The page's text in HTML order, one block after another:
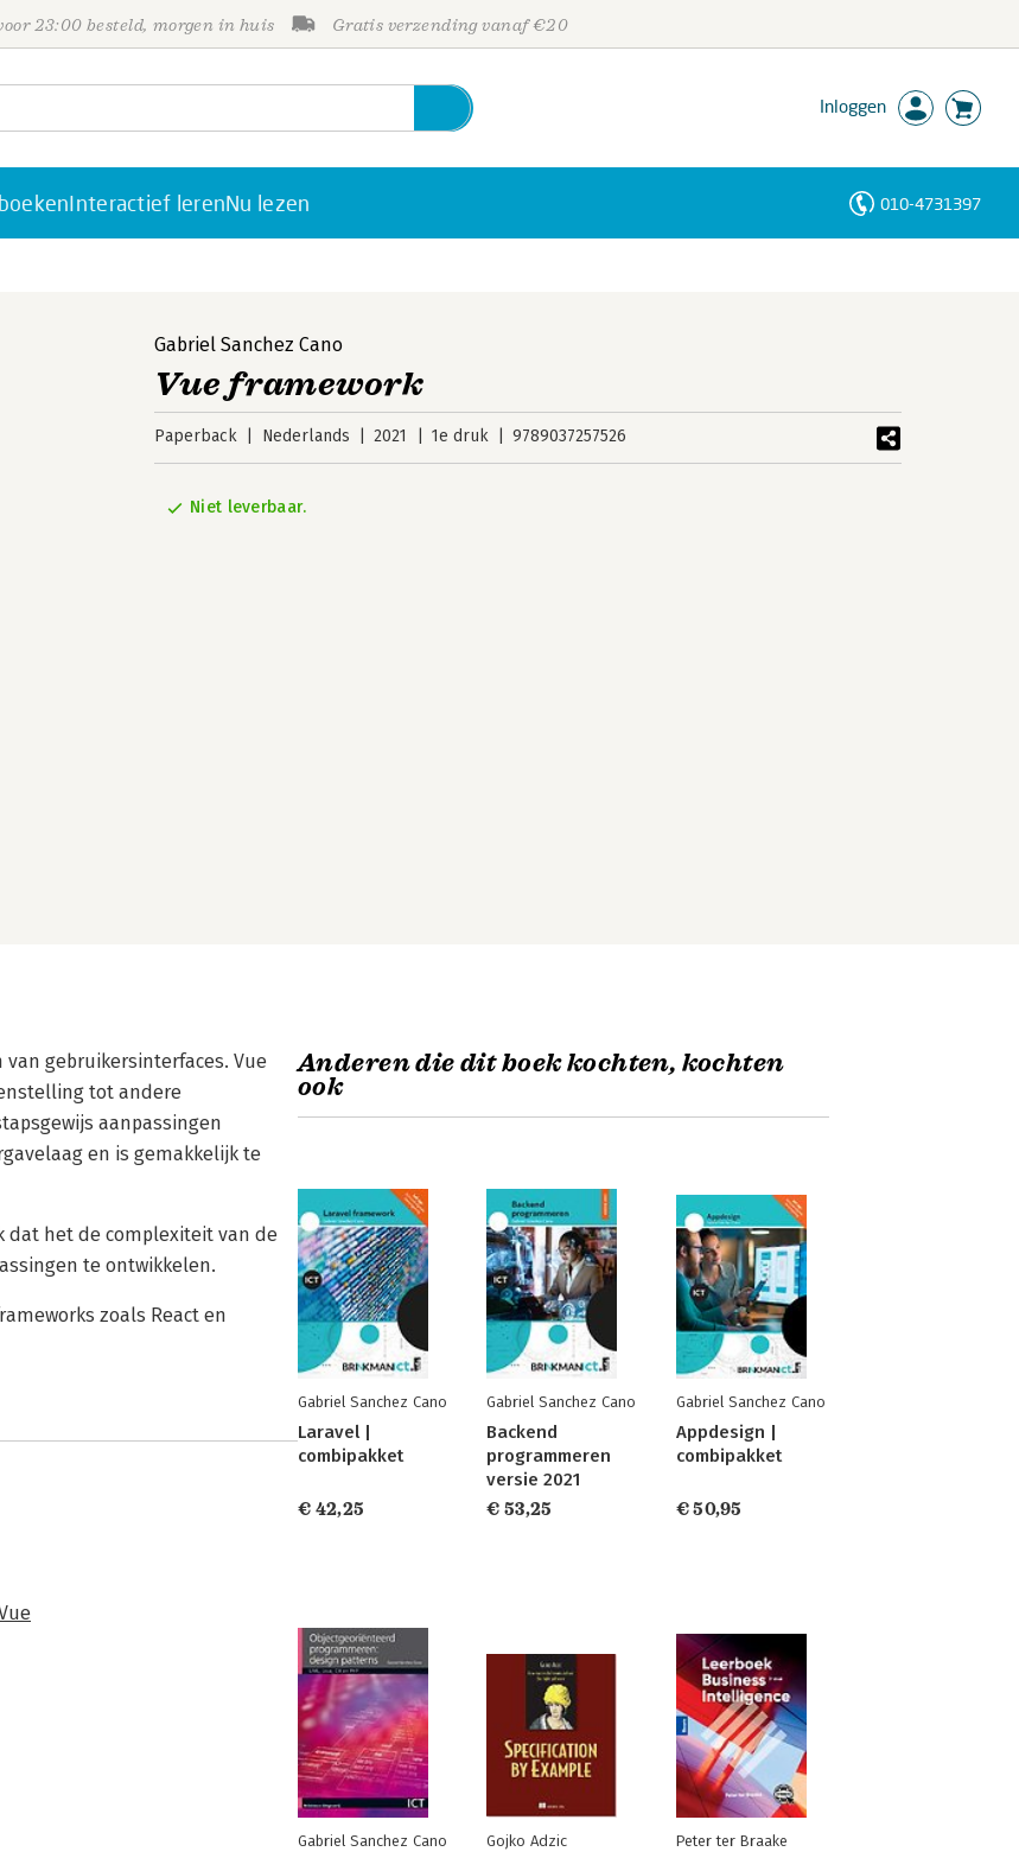
23:00 besteld, morgen in huis Gratis verzending vanaf €20
Inloggen
Interactief lerenNu lezen 010-4731397
Gabriel Sanchez Cano
Vue framework
Paperback Nederlands 2021 1e druk 9789037257526
Niet leverbaar.
van gebruikersinterfaces. Vue
tot andere
aanpassingen
en is gemakkelijk te
dat het de complexiteit van de
te ontwikkelen.
zoals React en
Anderen die dit boek kochten, kochten
ook
Gabriel Sanchez Cano
Laravel |
combipakket
€ 42,25
Gabriel Sanchez Cano
Backend
programmeren
versie 2021
€ 53,25
Gabriel Sanchez Cano
Appdesign |
combipakket
€ 50,95
Gabriel Sanchez Cano Gojko Adzic Peter ter Braake
Personen